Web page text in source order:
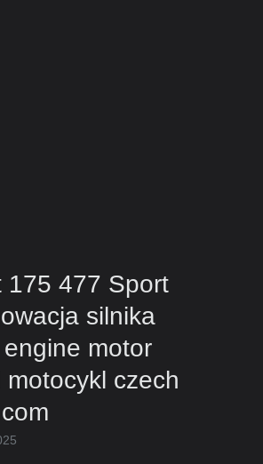
175 477 Sport
silnika
motor
motocykl czech